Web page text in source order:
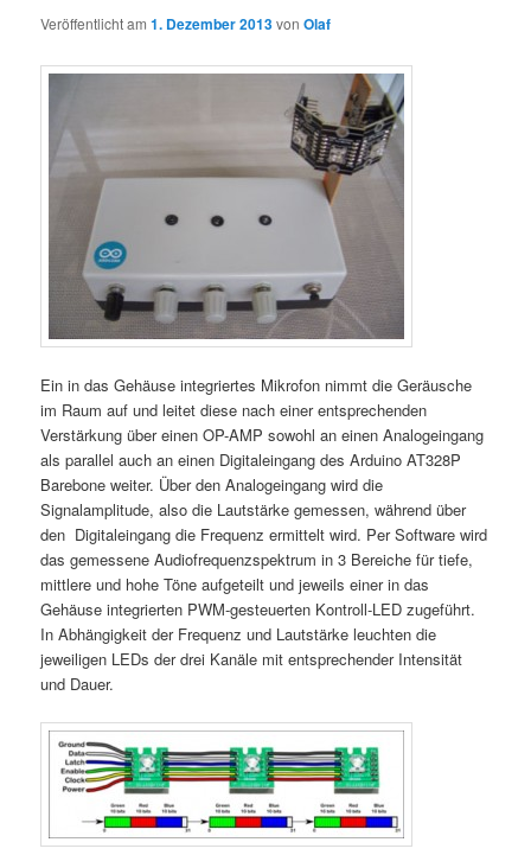
Veröffentlicht am1. Dezember 2013vonOlaf
Ein in das Gehäuse integriertes Mikrofon nimmt die Geräusche
im Raum auf und leitet diese nach einer entsprechenden
Verstärkung über einen OP-AMP sowohl an einen Analogeingang
als parallel auch an einen Digitaleingang des Arduino AT328P
Barebone weiter. Über den Analogeingang wird die
Signalamplitude, also die Lautstärke gemessen, während über
den Digitaleingang die Frequenz ermittelt wird. Per Software wird
das gemessene Audiofrequenzspektrum in 3 Bereiche für tiefe,
mittlere und hohe Töne aufgeteilt und jeweils einer in das
Gehäuse integrierten PWM-gesteuerten Kontroll-LED zugeführt.
In Abhängigkeit der Frequenz und Lautstärke leuchten die
jeweiligen LEDs der drei Kanäle mit entsprechender Intensität
und Dauer.